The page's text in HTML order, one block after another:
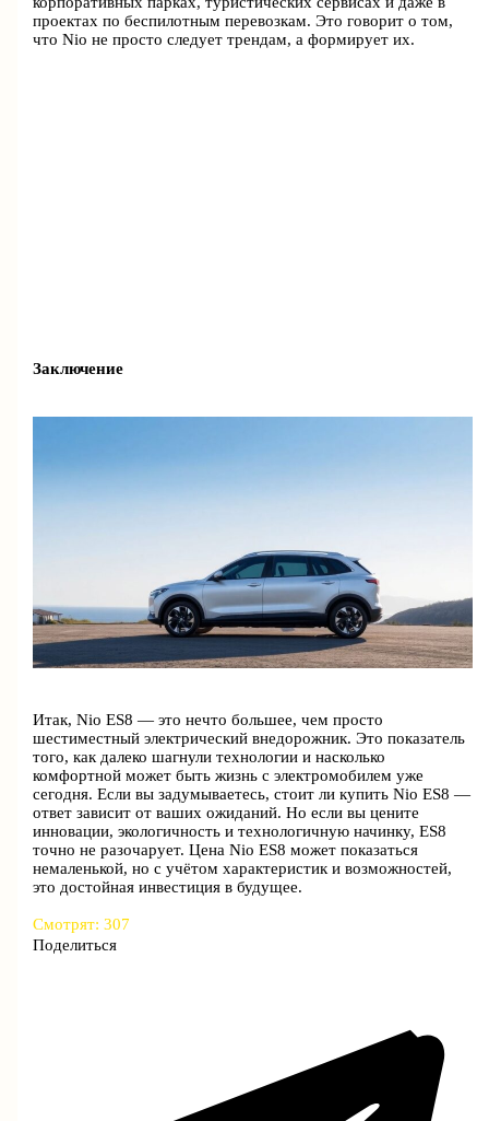
проектах по беспилотным перевозкам. Это говорит о том,
что Nio не просто следует трендам, а формирует их.
Заключение
Итак, Nio ES8 — это нечто большее, чем просто
шестиместный электрический внедорожник. Это показатель
того, как далеко шагнули технологии и насколько
комфортной может быть жизнь с электромобилем уже
сегодня. Если вы задумываетесь, стоит ли купить Nio ES8 —
ответ зависит от ваших ожиданий. Но если вы цените
инновации, экологичность и технологичную начинку, ES8
точно не разочарует. Цена Nio ES8 может показаться
немаленькой, но с учётом характеристик и возможностей,
это достойная инвестиция в будущее.
Смотрят: 307
Поделиться